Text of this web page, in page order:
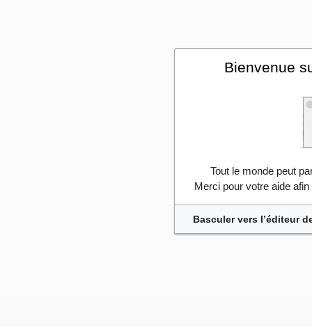
Bienvenue
Tout le monde peut
Merci pour votre aide
Basculer vers l’éditeur